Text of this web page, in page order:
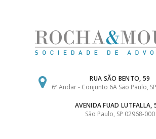
RUA SÃO BENTO, 59
6º Andar - Conjunto 6A São Paulo,
AVENIDA FUAD LUTFALLA,
São Paulo, SP 02968-000